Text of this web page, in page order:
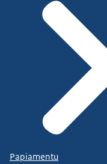
Papiamentu